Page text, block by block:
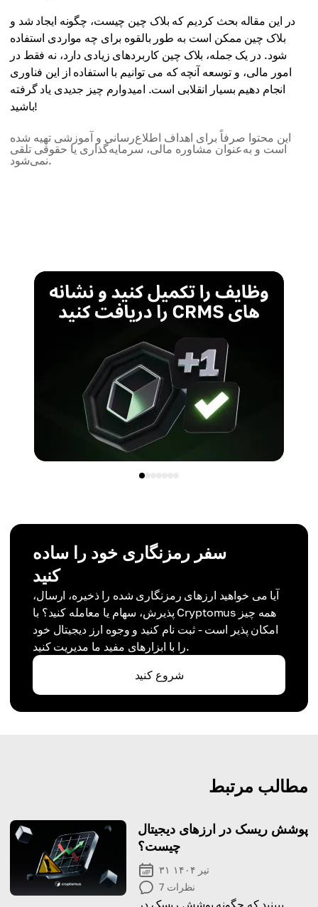
در این مقاله بحث کردیم که بلاک چین چیست، چگونه ایجاد شد و
بلاک چین ممکن است به طور بالقوه برای چه مواردی استفاده
شود. در یک جمله، بلاک چین کاربردهای زیادی دارد، نه فقط در
امور مالی، و توسعه آنچه که می توانیم با استفاده از این فناوری
انجام دهیم بسیار انقلابی است. امیدوارم چیز جدیدی یاد گرفته
باشید!
این محتوا صرفاً برای اهداف اطلاع‌رسانی و آموزشی تهیه شده
است و به‌عنوان مشاوره مالی، سرمایه‌گذاری یا حقوقی تلقی
نمی‌شود.
سفر رمزنگاری خود را ساده
کنید
آیا می خواهید ارزهای رمزنگاری شده را ذخیره، ارسال،
پذیرش، سهام یا معامله کنید؟ با Cryptomus همه چیز
امکان پذیر است - ثبت نام کنید و وجوه ارز دیجیتال خود
را با ابزارهای مفید ما مدیریت کنید.
شروع کنید
مطالب مرتبط
پوشش ریسک در ارزهای دیجیتال
چیست؟
۳۱ تیر ۱۴۰۴
7 نظرات
ببینید که چگونه پوشش ریسک در